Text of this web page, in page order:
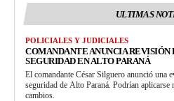
ULTIMAS
POLICIALES Y JUDICIALES
COMANDANTE ANUNCIA REVISIÓN
SEGURIDAD EN ALTO PARANÁ
El comandante César Silguero anunció una
seguridad de Alto Paraná. Podrían aplicarse
cambios.